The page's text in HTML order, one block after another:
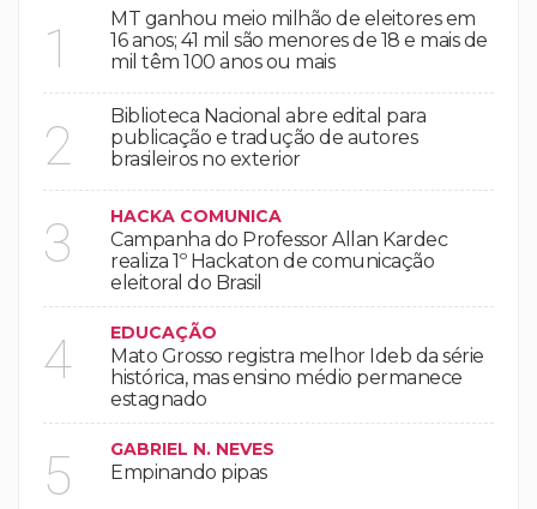
1
MT ganhou meio milhão de eleitores em
16 anos; 41 mil são menores de 18 e mais de
mil têm 100 anos ou mais
2
Biblioteca Nacional abre edital para
publicação e tradução de autores
brasileiros no exterior
3 HACKA COMUNICA
Campanha do Professor Allan Kardec
realiza 1º Hackaton de comunicação
eleitoral do Brasil
4 EDUCAÇÃO
Mato Grosso registra melhor Ideb da série
histórica, mas ensino médio permanece
estagnado
5 GABRIEL N. NEVES
Empinando pipas